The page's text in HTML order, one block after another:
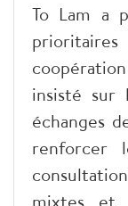
To Lam a
insisté sur
échanges
renforcer
mixtes et